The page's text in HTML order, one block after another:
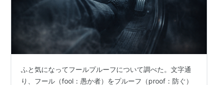
フォールトトレラント
ふと気になってフールプルーフについて調べた。文字通
り、フール（fool：愚か者）をプルーフ（proof：防ぐ）